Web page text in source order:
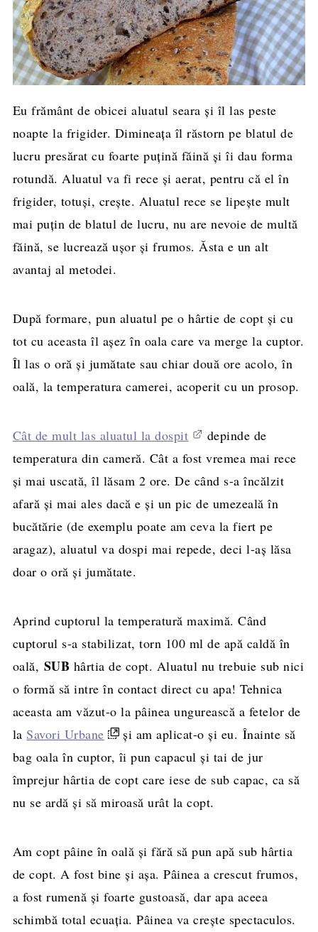
Eu frământ de obicei aluatul seara și îl las peste
noapte la frigider. Dimineața îl răstorn pe blatul de
lucru presărat cu foarte puțină făină și îi dau forma
rotundă. Aluatul va fi rece și aerat, pentru că el în
frigider, totuși, crește. Aluatul rece se lipește mult
mai puțin de blatul de lucru, nu are nevoie de multă
făină, se lucrează ușor și frumos. Ăsta e un alt
avantaj al metodei.
După formare, pun aluatul pe o hârtie de copt și cu
tot cu aceasta îl așez în oala care va merge la cuptor.
Îl las o oră și jumătate sau chiar două ore acolo, în
oală, la temperatura camerei, acoperit cu un prosop.
Cât de mult las aluatul la dospit
depinde de
temperatura din cameră. Cât a fost vremea mai rece
și mai uscată, îl lăsam 2 ore. De când s-a încălzit
afară și mai ales dacă e și un pic de umezeală în
bucătărie (de exemplu poate am ceva la fiert pe
aragaz), aluatul va dospi mai repede, deci l-aș lăsa
doar o oră și jumătate.
Aprind cuptorul la temperatură maximă. Când
cuptorul s-a stabilizat, torn 100 ml de apă caldă în
oală, SUB hârtia de copt. Aluatul nu trebuie sub nici
o formă să intre în contact direct cu apa! Tehnica
aceasta am văzut-o la pâinea ungurească a fetelor de
la Savori Urbane
și am aplicat-o și eu. Înainte să
bag oala în cuptor, îi pun capacul și tai de jur
împrejur hârtia de copt care iese de sub capac, ca să
nu se ardă și să miroasă urât la copt.
Am copt pâine în oală și fără să pun apă sub hârtia
de copt. A fost bine și așa. Pâinea a crescut frumos,
a fost rumenă și foarte gustoasă, dar apa aceea
schimbă total ecuația. Pâinea va crește spectaculos.